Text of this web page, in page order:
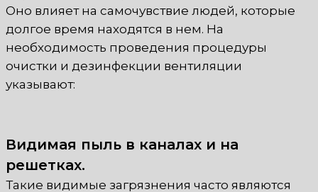
Оно влияет на самочувствие людей, которые
долгое время находятся в нем. На
необходимость проведения процедуры
очистки и дезинфекции вентиляции
указывают:
Видимая пыль в каналах и на
решетках.
Такие видимые загрязнения часто являются